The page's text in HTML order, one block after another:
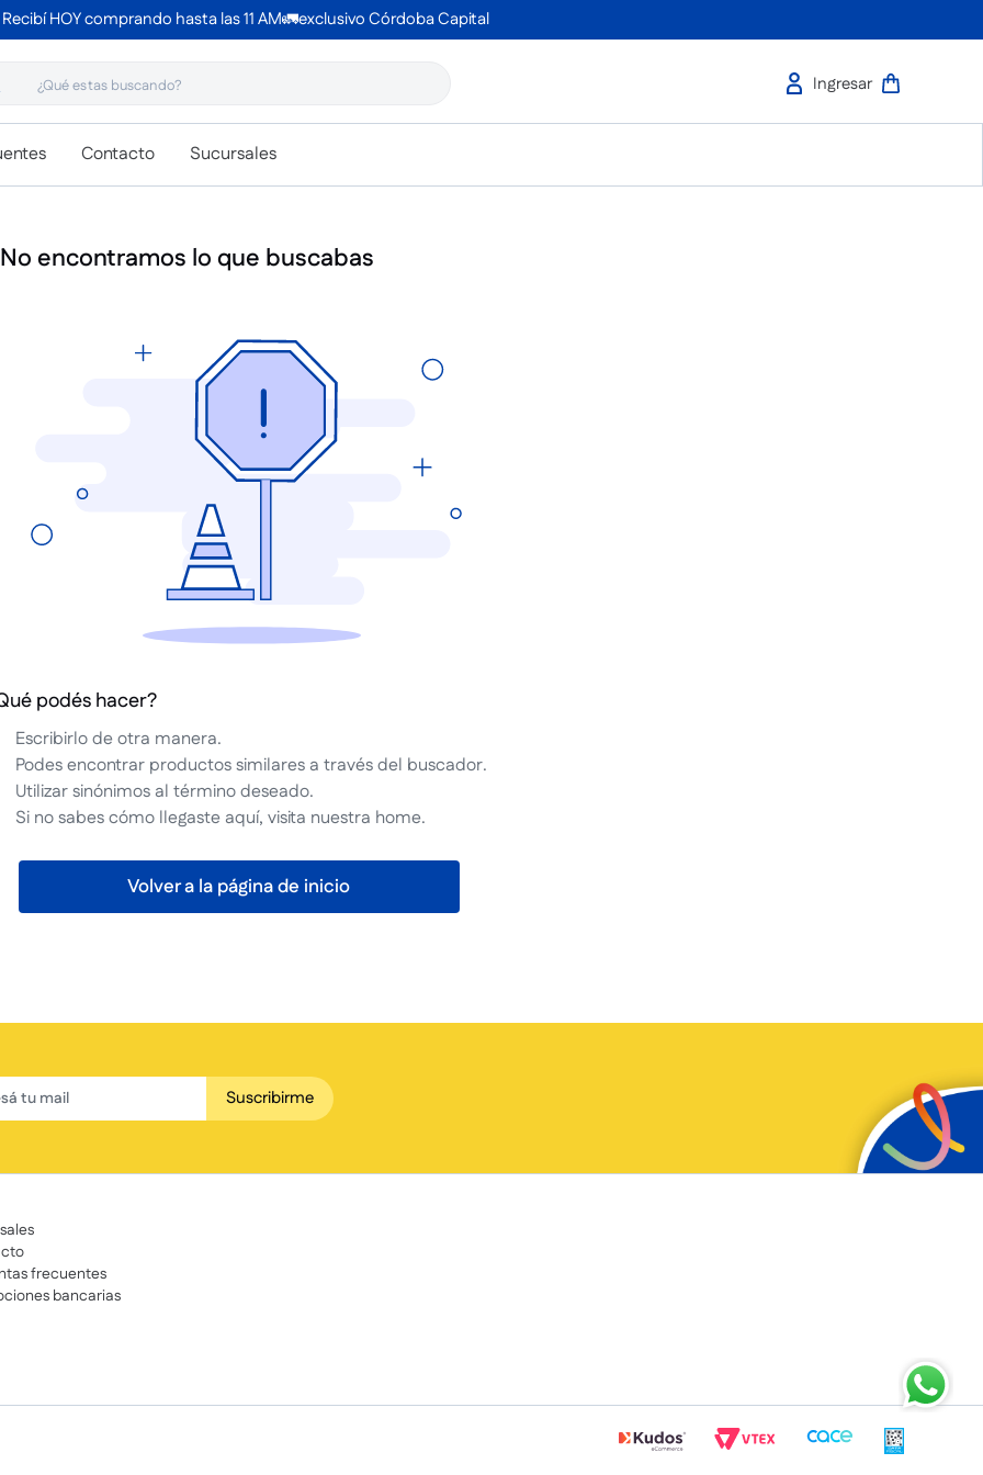
Recibí HOY comprando hasta las 11 AM🚛exclusivo Córdoba Capital
Contacto Sucursales
No encontramos lo que buscabas
podés hacer?
Escribirlo de otra manera.
Podes encontrar productos similares a través del buscador.
Utilizar sinónimos al término deseado.
Si no sabes cómo llegaste aquí, visita nuestra home.
Volver a la página de inicio
Suscribirme
frecuentes
bancarias